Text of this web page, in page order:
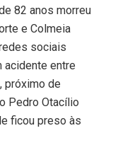
82 anos morreu
e Colmeia
sociais
acidente entre
próximo de
Pedro Otacílio
ficou preso às